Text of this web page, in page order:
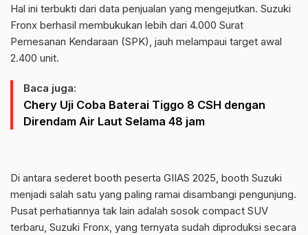
Hal ini terbukti dari data penjualan yang mengejutkan. Suzuki
Fronx berhasil membukukan lebih dari 4.000 Surat
Pemesanan Kendaraan (SPK), jauh melampaui target awal
2.400 unit.
Baca juga:
Chery Uji Coba Baterai Tiggo 8 CSH dengan
Direndam Air Laut Selama 48 jam
Di antara sederet booth peserta GIIAS 2025, booth Suzuki
menjadi salah satu yang paling ramai disambangi pengunjung.
Pusat perhatiannya tak lain adalah sosok compact SUV
terbaru, Suzuki Fronx, yang ternyata sudah diproduksi secara